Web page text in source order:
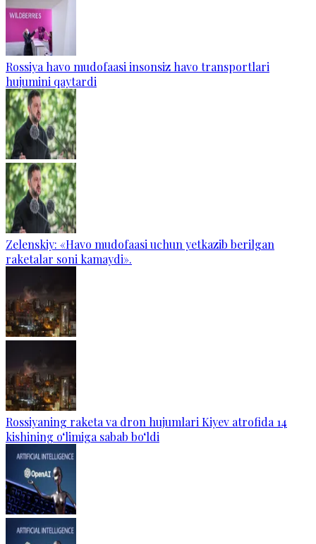
Rossiya havo mudofaasi insonsiz havo transportlari
hujumini qaytardi
Zelenskiy: «Havo mudofaasi uchun yetkazib berilgan
raketalar soni kamaydi».
Rossiyaning raketa va dron hujumlari Kiyev atrofida 14
kishining o‘limiga sabab bo‘ldi